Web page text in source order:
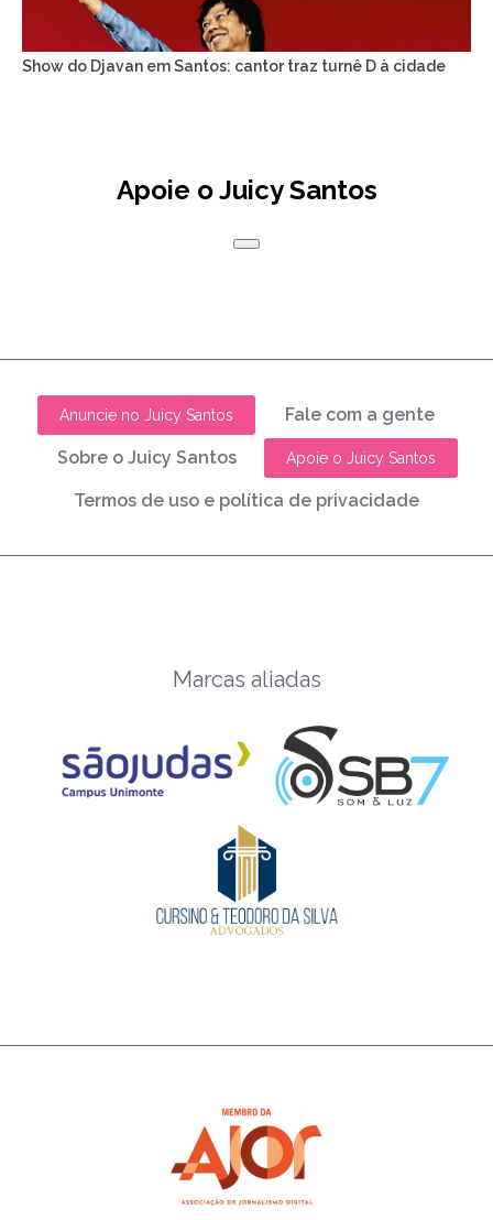
Show do Djavan em Santos: cantor traz turnê D à cidade
Apoie o Juicy Santos
Anuncie no Juicy Santos Fale com a gente
Sobre o Juicy Santos Apoie o Juicy Santos
Termos de uso e política de privacidade
Marcas aliadas